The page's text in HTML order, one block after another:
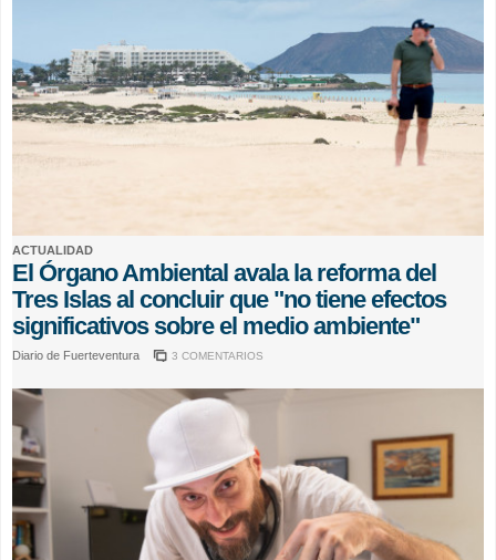
ACTUALIDAD
El Órgano Ambiental avala la reforma del
Tres Islas al concluir que "no tiene efectos
significativos sobre el medio ambiente"
Diario de Fuerteventura 3 COMENTARIOS